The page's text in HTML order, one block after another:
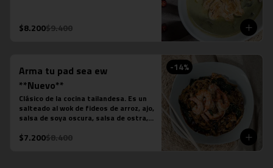
plato levemente picante.
Estos son los ingredientes que
-Massaman: Papas, tamarindo y maní
-Panang: Maní y pimentón rojo
-Rojo: Cebolla morada, albahaca
fresca, jugo de piña y tomate
-Verde: Berenjenas, cebolla morada y
albahaca fresca
$8.200$9.400
-14%
Arma tu pad sea ew
**Nuevo**
Clásico de la cocina tailandesa. Es un
salteado al wok de fideos de arroz, ajo,
salsa de soya oscura, salsa de ostra,
elijas. Plato preparado sobre la base
$7.200$8.400